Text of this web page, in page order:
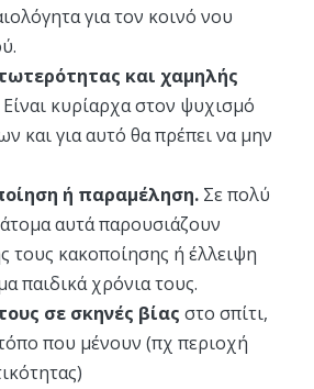
για τον κοινό νου
και χαμηλής
Είναι κυρίαρχα στον ψυχισμό
και για αυτό θα πρέπει να μην
ή παραμέληση. Σε πολύ
αυτά παρουσιάζουν
τους κακοποίησης ή έλλειψη
παιδικά χρόνια τους.
σε σκηνές βίας στο σπίτι,
που μένουν (πχ περιοχή